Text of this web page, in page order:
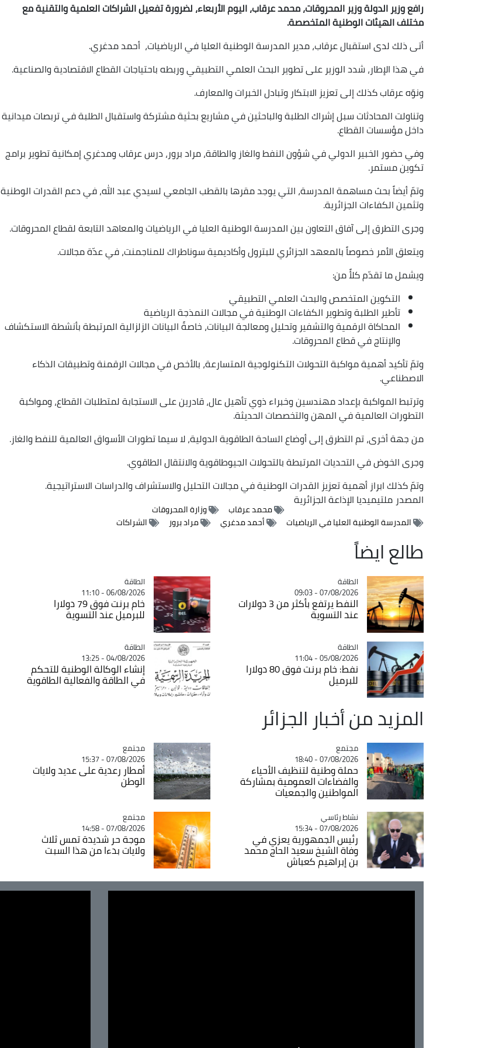
رافع وزير الدولة وزير المحروقات، محمد عرقاب، اليوم الأربعاء، لضرورة تفعيل الشراكات العلمية والتقنية مع
مختلف الهيئات الوطنية المتخصصة.
أتى ذلك لدى استقبال عرقاب، مدير المدرسة الوطنية العليا في الرياضيات، أحمد مدغري.
في هذا الإطار، شدد الوزير على تطوير البحث العلمي التطبيقي وربطه باحتياجات القطاع الاقتصادية والصناعية.
ونوّه عرقاب كذلك إلى تعزيز الابتكار وتبادل الخبرات والمعارف.
وتناولت المحادثات سبل إشراك الطلبة والباحثين في مشاريع بحثية مشتركة واستقبال الطلبة في تربصات ميدانية
داخل مؤسسات القطاع.
وفي حضور الخبير الدولي في شؤون النفط والغاز والطاقة، مراد برور، درس عرقاب ومدغري إمكانية تطوير برامج
تكوين مستمر.
وتمّ أيضاً بحث مساهمة المدرسة، التي يوجد مقرها بالقطب الجامعي لسيدي عبد الله، في دعم القدرات الوطنية
وتثمين الكفاءات الجزائرية.
وجرى التطرق إلى آفاق التعاون بين المدرسة الوطنية العليا في الرياضيات والمعاهد التابعة لقطاع المحروقات.
ويتعلق الأمر خصوصاً بالمعهد الجزائري للبترول وأكاديمية سوناطراك للمناجمنت، في عدّة مجالات.
ويشمل ما تقدّم كلأً من:
التكوين المتخصص والبحث العلمي التطبيقي
تأطير الطلبة وتطوير الكفاءات الوطنية في مجالات النمذجة الرياضية
المحاكاة الرقمية والتشفير وتحليل ومعالجة البيانات، خاصةً البيانات الزلزالية المرتبطة بأنشطة الاستكشاف
والإنتاج في قطاع المحروقات.
وتمّ تأكيد أهمية مواكبة التحولات التكنولوجية المتسارعة، بالأخص في مجالات الرقمنة وتطبيقات الذكاء
الاصطناعي.
وترتبط المواكبة بإعداد مهندسين وخبراء ذوي تأهيل عال، قادرين على الاستجابة لمتطلبات القطاع، ومواكبة
التطورات العالمية في المهن والتخصصات الحديثة.
من جهة أخرى، تم التطرق إلى أوضاع الساحة الطاقوية الدولية، لا سيما تطورات الأسواق العالمية للنفط والغاز.
وجرى الخوض في التحديات المرتبطة بالتحولات الجيوطاقوية والانتقال الطاقوي.
وتمّ كذلك ابراز أهمية تعزيز القدرات الوطنية في مجالات التحليل والاستشراف والدراسات الاستراتيجية.
المصدر ملتيميديا الإذاعة الجزائرية
محمد عرقاب
وزارة المحروقات
المدرسة الوطنية العليا في الرياضيات
أحمد مدغري مراد برور الشراكات
طالع ايضاً
Catégorie
الطاقة
07/08/2026 - 09:03
النفط يرتفع بأكثر من 3 دولارات
عند التسوية
Catégorie
الطاقة
06/08/2026 - 11:10
خام برنت فوق 79 دولارا
للبرميل عند التسوية
Catégorie
الطاقة
05/08/2026 - 11:04
نفط: خام برنت فوق 80 دولارا
للبرميل
Catégorie
الطاقة
04/08/2026 - 13:25
إنشاء الوكالة الوطنية للتحكم
في الطاقة والفعالية الطاقوية
المزيد من أخبار الجزائر
Catégorie
مجتمع
07/08/2026 - 18:40
حملة وطنية لتنظيف الأحياء
والفضاءات العمومية بمشاركة
المواطنين والجمعيات
Catégorie
مجتمع
07/08/2026 - 15:37
أمطار رعدية على عديد ولايات
الوطن
Catégorie
نشاط رئاسي
07/08/2026 - 15:34
رئيس الجمهورية يعزي في
وفاة الشيخ سعيد الحاج محمد
بن إبراهيم كعباش
Catégorie
مجتمع
07/08/2026 - 14:58
موجة حر شديدة تمس ثلاث
ولايات بدءا من هذا السبت